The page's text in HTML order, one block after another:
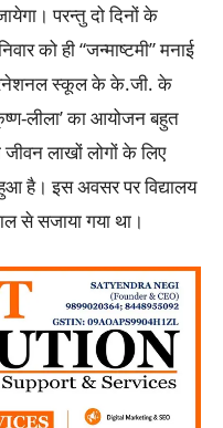
परन्तु दो दिनों के
को ही “जन्माष्टमी” मनाई
स्कूल के के.जी. के
लीला’ का आयोजन बहुत
लाखों लोगों के लिए
है। इस अवसर पर विद्यालय
से सजाया गया था।